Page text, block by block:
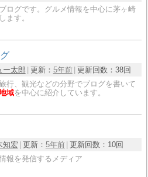
ブログです。グルメ情報を中心に茅ヶ崎
ます。
ー太郎 更新： 5年前 更新回数： 38回
行、観光などの分野でブログを書いて
域を中心に紹介しています。
知宏 更新： 5年前 更新回数： 10回
報を発信するメディア